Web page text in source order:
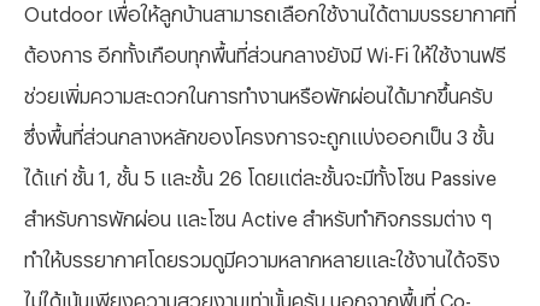
Outdoor เพื่อให้ลูกบ้านสามารถเลือกใช้งานได้ตามบรรยากาศที่
ต้องการ อีกทั้งเกือบทุกพื้นที่ส่วนกลางยังมี Wi-Fi ให้ใช้งานฟรี
ช่วยเพิ่มความสะดวกในการทำงานหรือพักผ่อนได้มากขึ้นครับ
ซึ่งพื้นที่ส่วนกลางหลักของโครงการจะถูกแบ่งออกเป็น 3 ชั้น
ได้แก่ ชั้น 1, ชั้น 5 และชั้น 26 โดยแต่ละชั้นจะมีทั้งโซน Passive
สำหรับการพักผ่อน และโซน Active สำหรับทำกิจกรรมต่าง ๆ
ทำให้บรรยากาศโดยรวมดูมีความหลากหลายและใช้งานได้จริง
ไม่ได้เน้นเพียงความสวยงามเท่านั้นครับ นอกจากพื้นที่ Co-